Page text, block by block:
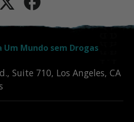
Um Mundo sem Drogas
Suite 710, Los Angeles, CA